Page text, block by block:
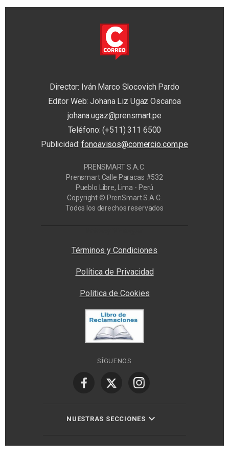
Director: Iván Marco Slocovich Pardo
Editor Web: Johana Liz Ugaz Oscanoa
johana.ugaz@prensmart.pe
Teléfono: (+511) 311 6500
Publicidad:fonoavisos@comercio.com.pe
PRENSMART S.A.C.
Prensmart Calle Paracas #532
Pueblo Libre, Lima - Perú
Copyright © PrenSmart S.A.C.
Todos los derechos reservados
Términos y Condiciones
Política de Privacidad
Politica de Cookies
SÍGUENOS
NUESTRAS SECCIONES